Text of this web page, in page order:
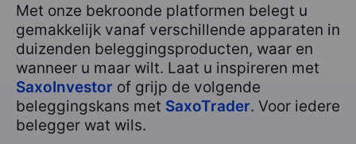
Met onze bekroonde platformen belegt u
gemakkelijk vanaf verschillende apparaten in
duizenden beleggingsproducten, waar en
wanneer u maar wilt. Laat u inspireren met
SaxoInvestor of grijp de volgende
beleggingskans met SaxoTrader. Voor iedere
belegger wat wils.